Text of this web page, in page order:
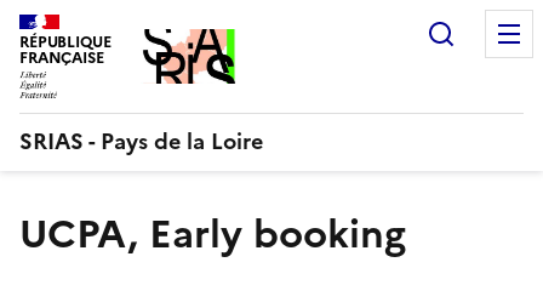
Aller
au
contenu
RÉPUBLIQUE
FRANÇAISE
SRIAS - Pays de la Loire
UCPA, Early booking